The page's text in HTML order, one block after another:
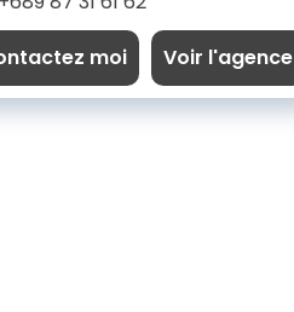
moi
Voir l'agence